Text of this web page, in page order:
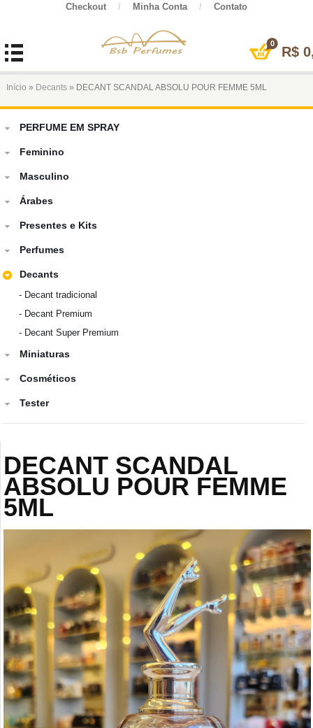
Checkout / Minha Conta / Contato
0
R$
Início » Decants» DECANT SCANDAL ABSOLU POUR FEMME 5ML
PERFUME EM SPRAY
Feminino
Masculino
Árabes
Presentes e Kits
Perfumes
Decants
- Decant tradicional
- Decant Premium
- Decant Super Premium
Miniaturas
Cosméticos
Tester
DECANT SCANDAL
ABSOLU POUR FEMME
5ML